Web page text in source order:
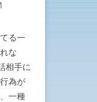
る一
な
相手に
為が
一種